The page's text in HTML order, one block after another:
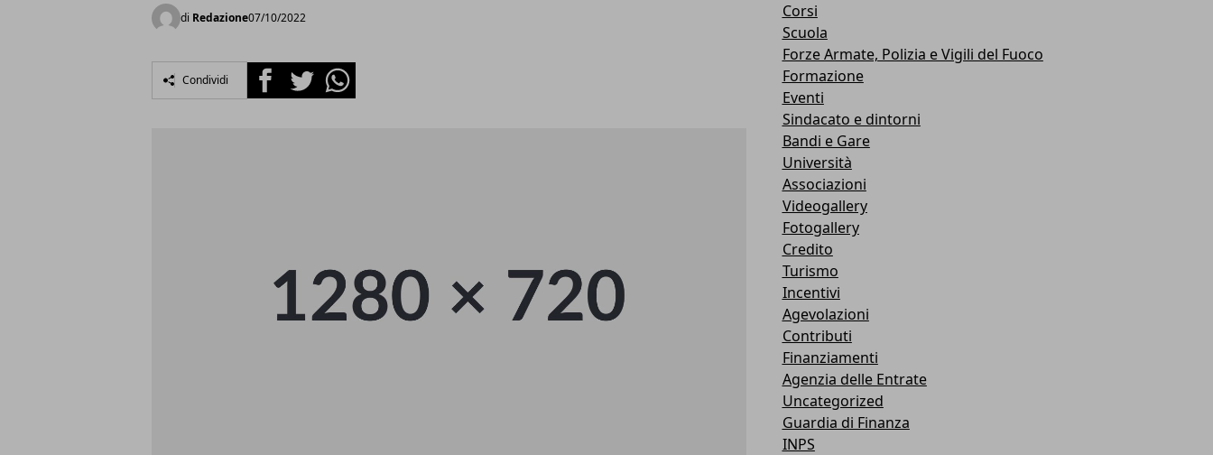
di Redazione07/10/2022
Condividi FacebookTwitterWhatsapp
Corsi
Scuola
Forze Armate, Polizia e Vigili del Fuoco
Formazione
Eventi
Sindacato e dintorni
Bandi e Gare
Università
Associazioni
Videogallery
Fotogallery
Credito
Turismo
Incentivi
Agevolazioni
Contributi
Finanziamenti
Agenzia delle Entrate
Uncategorized
Guardia di Finanza
INPS